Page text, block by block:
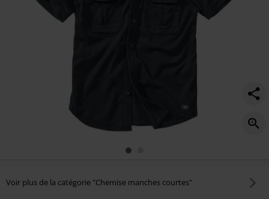
Voir plus de la catégorie "Chemise manches courtes"